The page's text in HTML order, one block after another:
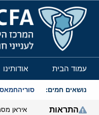
המרכז הירושלמי
עמוד הבית אודותינו
נושאים חמים: סוריה
התראות איראן